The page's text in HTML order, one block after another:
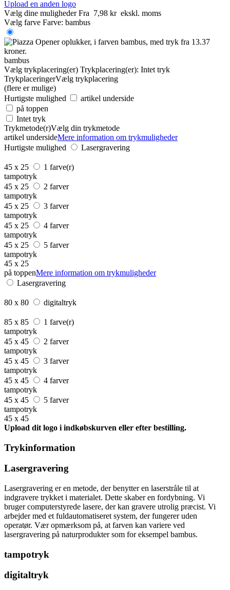
Upload en anden logo
Vælg dine muligheder Fra 7,98 kr ekskl. moms
Vælg farve Farve: bambus
bambus
Vælg trykplacering(er) Trykplacering(er): Intet tryk
TrykplaceringerVælg trykplacering
(flere er mulige)
Hurtigste mulighed
artikel underside
på toppen
Intet tryk
Trykmetode(r)Vælg din trykmetode
artikel undersideMere information om trykmuligheder
Hurtigste mulighed
Lasergravering
45 x 25
1 farve(r)
tampotryk
45 x 25
2 farver
tampotryk
45 x 25
3 farver
tampotryk
45 x 25
4 farver
tampotryk
45 x 25
5 farver
tampotryk
45 x 25
på toppenMere information om trykmuligheder
Lasergravering
80 x 80 digitaltryk
85 x 85
1 farve(r)
tampotryk
45 x 45
2 farver
tampotryk
45 x 45
3 farver
tampotryk
45 x 45
4 farver
tampotryk
45 x 45
5 farver
tampotryk
45 x 45
Upload dit logo i indkøbskurven eller efter bestilling.
Trykinformation
Lasergravering
Lasergravering er en metode, der benytter en laserstråle til at
indgravere trykket i materialet. Dette skaber en fordybning. Vi
bruger computerstyrede lasere, der kan gravere utrolig præcist. Vi
arbejder med et fuldautomatiseret system, der fungerer uden
operatør. Vær opmærksom på, at farven kan variere ved
lasergravering på naturprodukter som for eksempel bambus.
tampotryk
digitaltryk